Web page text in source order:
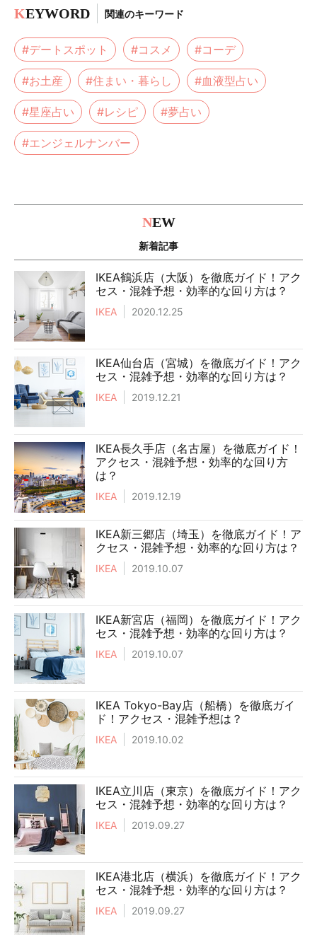
KEYWORD 関連のキーワード
#デートスポット #コスメ #コーデ
#お土産 #住まい・暮らし #血液型占い
#星座占い #レシピ #夢占い
#エンジェルナンバー
NEW
新着記事
IKEA鶴浜店（大阪）を徹底ガイド！アク
セス・混雑予想・効率的な回り方は？
IKEA 2020.12.25
IKEA仙台店（宮城）を徹底ガイド！アク
セス・混雑予想・効率的な回り方は？
IKEA 2019.12.21
IKEA長久手店（名古屋）を徹底ガイド！
アクセス・混雑予想・効率的な回り方
は？
IKEA 2019.12.19
IKEA新三郷店（埼玉）を徹底ガイド！ア
クセス・混雑予想・効率的な回り方は？
IKEA 2019.10.07
IKEA新宮店（福岡）を徹底ガイド！アク
セス・混雑予想・効率的な回り方は？
IKEA 2019.10.07
IKEA Tokyo-Bay店（船橋）を徹底ガイ
ド！アクセス・混雑予想は？
IKEA 2019.10.02
IKEA立川店（東京）を徹底ガイド！アク
セス・混雑予想・効率的な回り方は？
IKEA 2019.09.27
IKEA港北店（横浜）を徹底ガイド！アク
セス・混雑予想・効率的な回り方は？
IKEA 2019.09.27